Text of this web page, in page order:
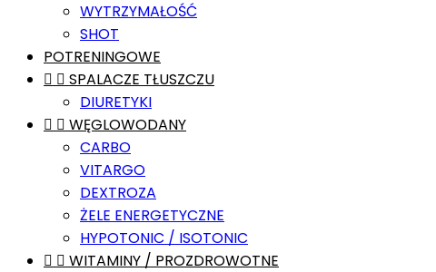
WYTRZYMAŁOŚĆ
SHOT
POTRENINGOWE
  SPALACZE TŁUSZCZU
DIURETYKI
  WĘGLOWODANY
CARBO
VITARGO
DEXTROZA
ŻELE ENERGETYCZNE
HYPOTONIC / ISOTONIC
  WITAMINY / PROZDROWOTNE